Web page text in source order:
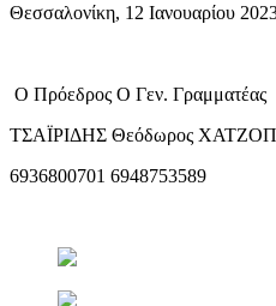
Θεσσαλονίκη, 12 Ιανουαρίου
Ο Πρόεδρος Ο Γεν. Γραμματέας
ΤΣΑΪΡΙΔΗΣ Θεόδωρος
6936800701 6948753589